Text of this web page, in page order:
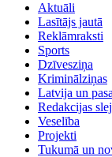
Aktuāli
Lasītājs jautā
Reklāmraksti
Sports
Dzīvesziņa
Kriminālziņas
Latvija un
Redakcijas
Veselība
Projekti
Tukumā un